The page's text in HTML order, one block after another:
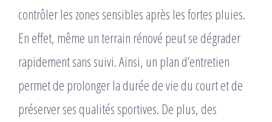
contrôler les zones sensibles après les fortes pluies.
En effet, même un terrain rénové peut se dégrader
rapidement sans suivi. Ainsi, un plan d’entretien
permet de prolonger la durée de vie du court et de
préserver ses qualités sportives. De plus, des